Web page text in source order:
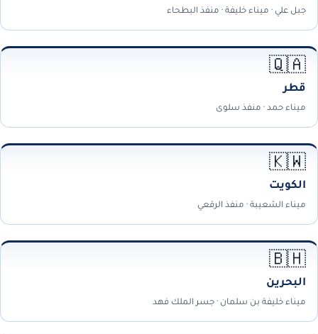
جبل علي · ميناء خليفة · منفذ البطحاء
🇶🇦
قطر
ميناء حمد · منفذ سلوى
🇰🇼
الكويت
ميناء الشعيبة · منفذ الرقعي
🇧🇭
البحرين
ميناء خليفة بن سلمان · جسر الملك فهد